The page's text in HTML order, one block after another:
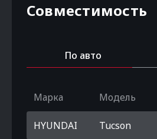
Совместимость
По авто
Марка Модель
HYUNDAI Tucson